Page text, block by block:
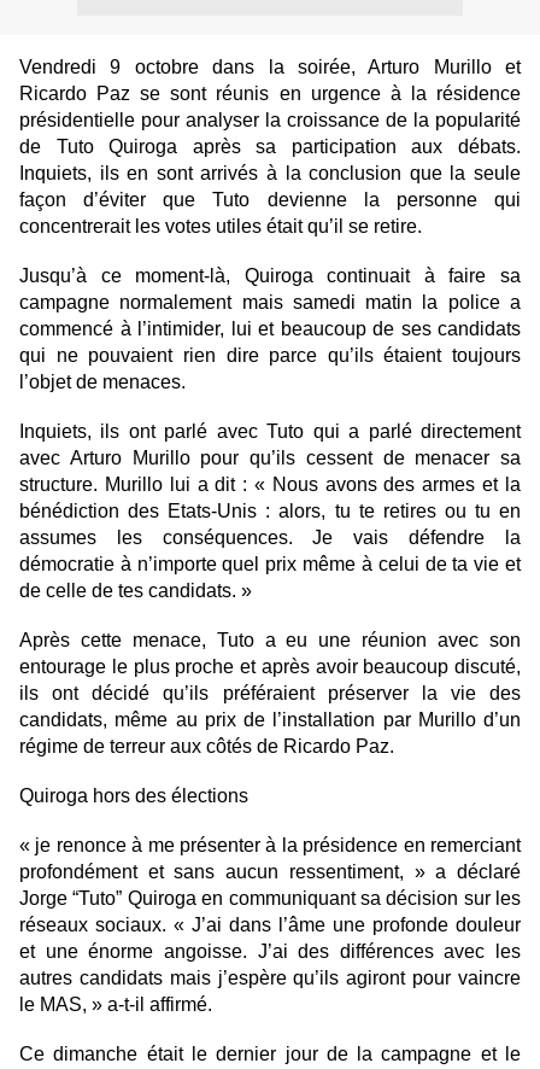
Vendredi 9 octobre dans la soirée, Arturo Murillo et
Ricardo Paz se sont réunis en urgence à la résidence
présidentielle pour analyser la croissance de la popularité
de Tuto Quiroga après sa participation aux débats.
Inquiets, ils en sont arrivés à la conclusion que la seule
façon d’éviter que Tuto devienne la personne qui
concentrerait les votes utiles était qu’il se retire.
Jusqu’à ce moment-là, Quiroga continuait à faire sa
campagne normalement mais samedi matin la police a
commencé à l’intimider, lui et beaucoup de ses candidats
qui ne pouvaient rien dire parce qu’ils étaient toujours
l’objet de menaces.
Inquiets, ils ont parlé avec Tuto qui a parlé directement
avec Arturo Murillo pour qu’ils cessent de menacer sa
structure. Murillo lui a dit : « Nous avons des armes et la
bénédiction des Etats-Unis : alors, tu te retires ou tu en
assumes les conséquences. Je vais défendre la
démocratie à n’importe quel prix même à celui de ta vie et
de celle de tes candidats. »
Après cette menace, Tuto a eu une réunion avec son
entourage le plus proche et après avoir beaucoup discuté,
ils ont décidé qu’ils préféraient préserver la vie des
candidats, même au prix de l’installation par Murillo d’un
régime de terreur aux côtés de Ricardo Paz.
Quiroga hors des élections
« je renonce à me présenter à la présidence en remerciant
profondément et sans aucun ressentiment, » a déclaré
Jorge “Tuto” Quiroga en communiquant sa décision sur les
réseaux sociaux. « J’ai dans l’âme une profonde douleur
et une énorme angoisse. J’ai des différences avec les
autres candidats mais j’espère qu’ils agiront pour vaincre
le MAS, » a-t-il affirmé.
Ce dimanche était le dernier jour de la campagne et le